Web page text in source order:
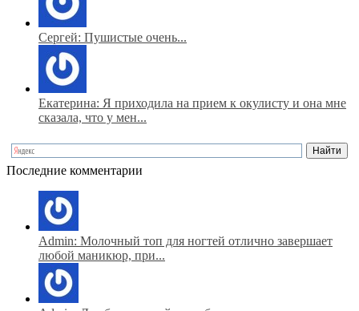
Сергей: Пушистые очень...
Екатерина: Я приходила на прием к окулисту и она мне
сказала, что у мен...
Последние комментарии
Admin: Молочный топ для ногтей отлично завершает
любой маникюр, при...